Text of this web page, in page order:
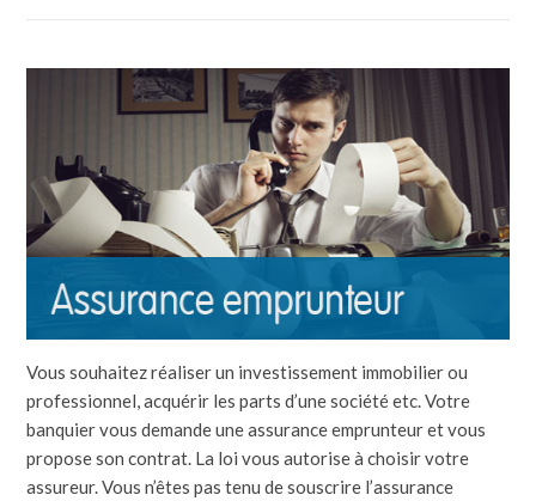
Vous souhaitez réaliser un investissement immobilier ou
professionnel, acquérir les parts d’une société etc. Votre
banquier vous demande une assurance emprunteur et vous
propose son contrat. La loi vous autorise à choisir votre
assureur. Vous n’êtes pas tenu de souscrire l’assurance